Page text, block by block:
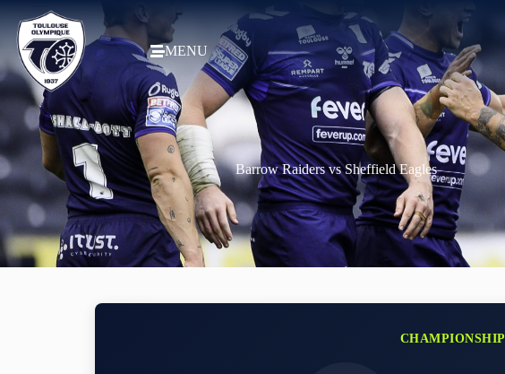
MENU
Barrow Raiders vs Sheffield Eagles
CHAMPIONSHIP